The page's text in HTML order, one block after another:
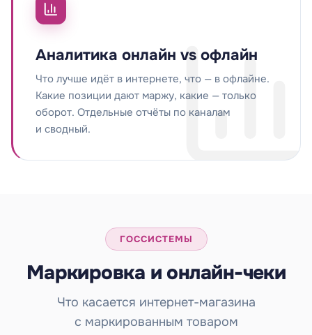
Аналитика онлайн vs офлайн
Что лучше идёт в интернете, что — в офлайне.
Какие позиции дают маржу, какие — только
оборот. Отдельные отчёты по каналам
и сводный.
ГОССИСТЕМЫ
Маркировка и онлайн-чеки
Что касается интернет-магазина
с маркированным товаром